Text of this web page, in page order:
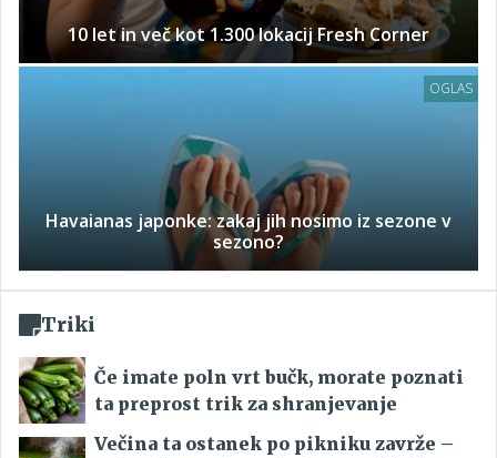
10 let in več kot 1.300 lokacij Fresh Corner
OGLAS
Havaianas japonke: zakaj jih nosimo iz sezone v
sezono?
Triki
Če imate poln vrt bučk, morate poznati
ta preprost trik za shranjevanje
Večina ta ostanek po pikniku zavrže –